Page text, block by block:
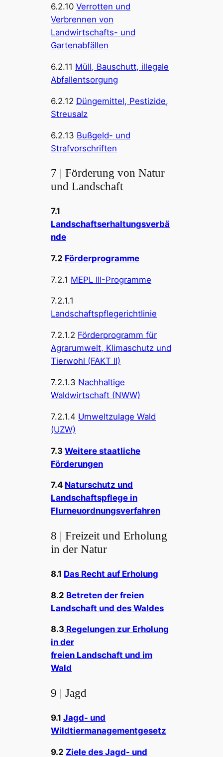
6.2.10Verrotten und
Verbrennen von
Landwirtschafts- und
Gartenabfällen
6.2.11 Müll, Bauschutt, illegale
Abfallentsorgung
6.2.12 Düngemittel, Pestizide,
Streusalz
6.2.13 Bußgeld- und
Strafvorschriften
7 | Förderung von Natur
und Landschaft
7.1
Landschaftserhaltungsverbä
nde
7.2 Förderprogramme
7.2.1 MEPL III-Programme
7.2.1.1
Landschaftspflegerichtlinie
7.2.1.2 Förderprogramm für
Agrarumwelt, Klimaschutz und
Tierwohl (FAKT II)
7.2.1.3 Nachhaltige
Waldwirtschaft (NWW)
7.2.1.4 Umweltzulage Wald
(UZW)
7.3Weitere staatliche
Förderungen
7.4 Naturschutz und
Landschaftspflege in
Flurneuordnungsverfahren
8 | Freizeit und Erholung
in der Natur
8.1 Das Recht auf Erholung
8.2 Betreten der freien
Landschaft und des Waldes
8.3 Regelungen zur Erholung
in der
freien Landschaft und im
Wald
9 | Jagd
9.1Jagd- und
Wildtiermanagementgesetz
9.2 Ziele des Jagd- und